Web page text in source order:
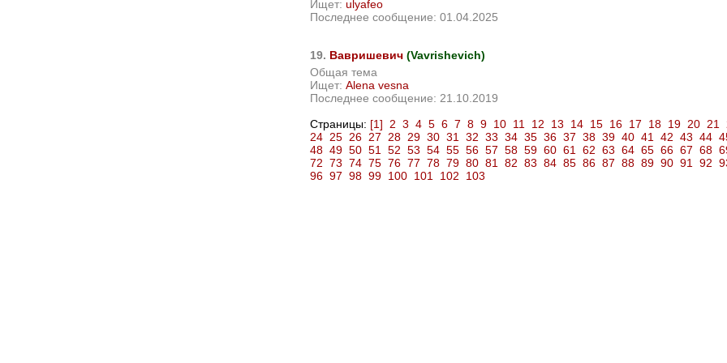
Ищет: ulyafeo
Последнее сообщение: 01.04.2025
19. Вавришевич (Vavrishevich)
Общая тема
Ищет: Alena vesna
Последнее сообщение: 21.10.2019
Страницы: [1] 2 3 4 5 6 7 8 9 10 11 12 13 14 15 16 17 18 19 20 21
24 25 26 27 28 29 30 31 32 33 34 35 36 37 38 39 40 41 42 43 44
48 49 50 51 52 53 54 55 56 57 58 59 60 61 62 63 64 65 66 67 68
72 73 74 75 76 77 78 79 80 81 82 83 84 85 86 87 88 89 90 91 92
96 97 98 99 100 101 102 103